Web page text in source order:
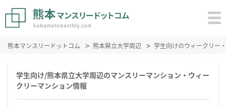
熊本マンスリードットコム 熊本県立大学周辺 学生向けのウィークリー
学生向け/熊本県立大学周辺のマンスリーマンション・ウィー
クリーマンション情報